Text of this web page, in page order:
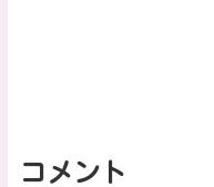
コメント